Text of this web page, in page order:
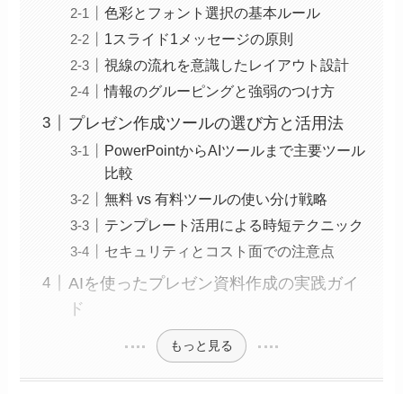
色彩とフォント選択の基本ルール
1スライド1メッセージの原則
視線の流れを意識したレイアウト設計
情報のグルーピングと強弱のつけ方
プレゼン作成ツールの選び方と活用法
PowerPointからAIツールまで主要ツール
比較
無料 vs 有料ツールの使い分け戦略
テンプレート活用による時短テクニック
セキュリティとコスト面での注意点
AIを使ったプレゼン資料作成の実践ガイ
ド
もっと見る